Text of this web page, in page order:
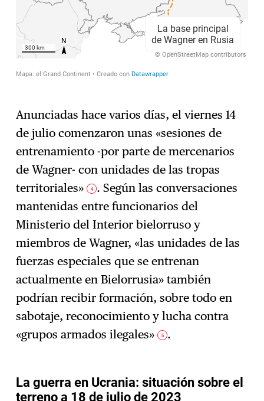
Anunciadas hace varios días, el viernes 14
de julio comenzaron unas «sesiones de
entrenamiento -por parte de mercenarios
de Wagner- con unidades de las tropas
territoriales» 4 . Según las conversaciones
mantenidas entre funcionarios del
Ministerio del Interior bielorruso y
miembros de Wagner, «las unidades de las
fuerzas especiales que se entrenan
actualmente en Bielorrusia» también
podrían recibir formación, sobre todo en
sabotaje, reconocimiento y lucha contra
«grupos armados ilegales» 5 .